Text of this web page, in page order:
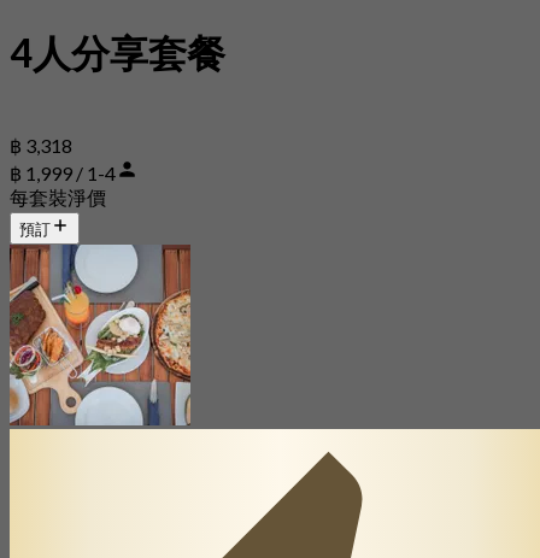
4人分享套餐
฿ 3,318
฿ 1,999 / 1-4
每套裝淨價
預訂